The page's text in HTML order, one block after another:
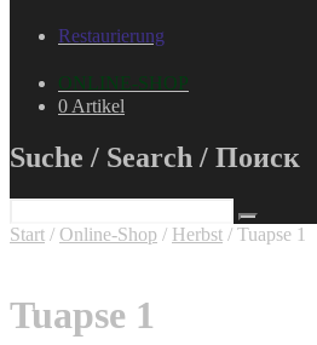
Restaurierung
ONLINE-SHOP
0 Artikel
Suche / Search / Поиск
Start / Online-Shop / Herbst / Tuapse 1
Tuapse 1